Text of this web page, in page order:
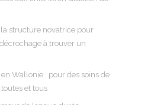
la structure novatrice pour
à trouver un
Wallonie : pour des soins de
et tous